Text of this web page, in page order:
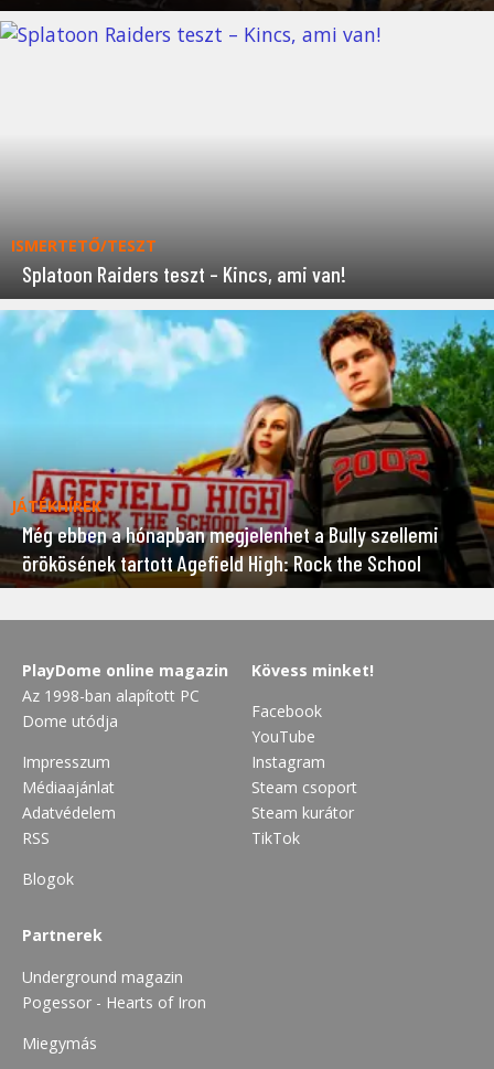
ISMERTETŐ/TESZT
Splatoon Raiders teszt – Kincs, ami van!
JÁTÉKHÍREK
Még ebben a hónapban megjelenhet a Bully szellemi
örökösének tartott Agefield High: Rock the School
PlayDome online magazin
Az 1998-ban alapított PC
Dome utódja
Impresszum
Médiaajánlat
Adatvédelem
RSS
Blogok
Kövess minket!
Facebook
YouTube
Instagram
Steam csoport
Steam kurátor
TikTok
Partnerek
Underground magazin
Pogessor - Hearts of Iron
Miegymás